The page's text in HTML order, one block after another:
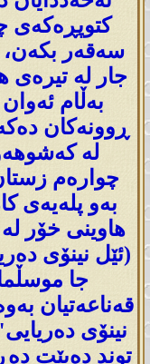
کتوپڕەکەی
سەقەر بکەن،
جار لە
بەڵام
ڕوونەکان
لە
چوارەم
بەو پلەیەی
هاوینی خۆر لە
(ئێل نینۆی
جا
قەناعەتیان
نینۆی
توند دەبێت